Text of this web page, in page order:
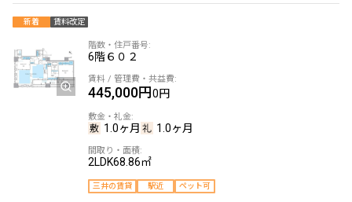
新着 賃料改定
6階６０２
445,000円0円
1.0ヶ月 1.0ヶ月
2LDK68.86㎡
三井の賃貸 駅近 ペット可